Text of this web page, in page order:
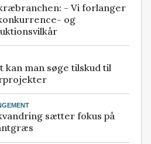
- Vi forlanger
og
kan man søge tilskud til
sætter fokus på